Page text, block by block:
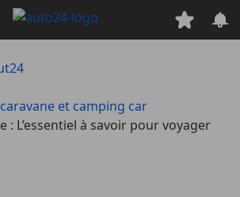
et camping car
: L’essentiel à savoir pour voyager